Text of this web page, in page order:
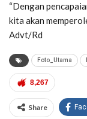
“Dengan
kita akan
Advt/Rd
Foto_Utama
8,267
Share